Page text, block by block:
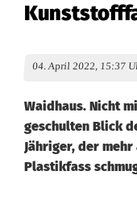
04. April 2022, 15:37
Waidhaus. Nicht
geschulten Blick
Jähriger, der
Plastikfass